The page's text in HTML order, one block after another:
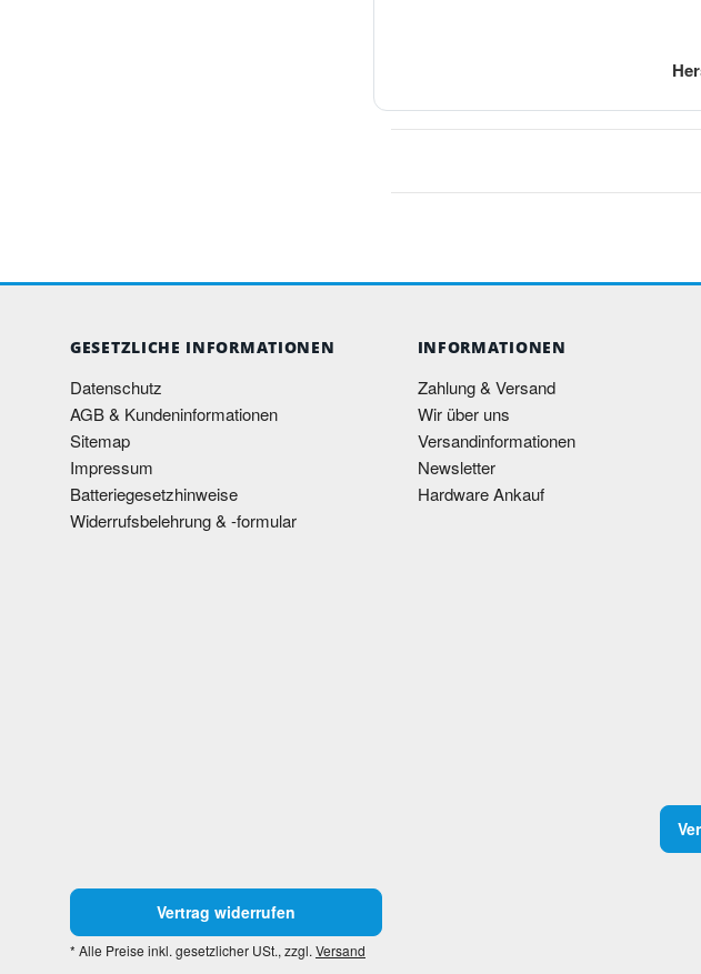
GESETZLICHE INFORMATIONEN
Datenschutz
AGB & Kundeninformationen
Sitemap
Impressum
Batteriegesetzhinweise
Widerrufsbelehrung & -formular
INFORMATIONEN
Zahlung & Versand
Wir über uns
Versandinformationen
Newsletter
Hardware Ankauf
Vertrag widerrufen
* Alle Preise inkl. gesetzlicher USt., zzgl. Versand